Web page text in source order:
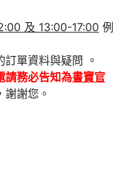
及 13:00-17:00 例
留下您的訂單資料與疑問 。
請務必告知為書寶官
謝您。